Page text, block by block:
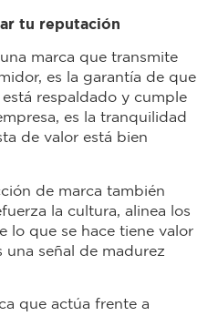
tu reputación
marca que transmite
es la garantía de que
respaldado y cumple
es la tranquilidad
de valor está bien
de marca también
la cultura, alinea los
lo que se hace tiene valor
una señal de madurez
que actúa frente a